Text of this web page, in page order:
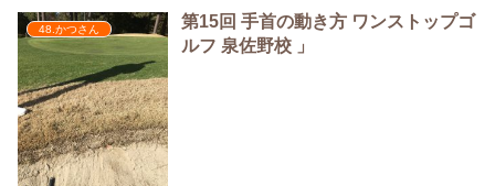
48.かつさん
第15回 手首の動き方 ワンストップゴ
ルフ 泉佐野校 」